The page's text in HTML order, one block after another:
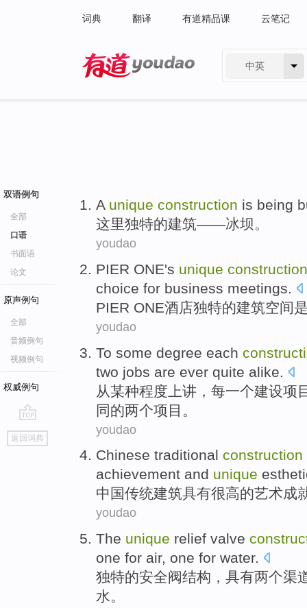
词典 翻译 有道精品课 云笔记
中英
双语例句
全部
口语
书面语
论文
原声例句
全部
音频例句
视频例句
权威例句
go
top
返回词典
A unique construction is being
这里独特的建筑——冰坝。
youdao
PIER ONE's unique construction
choice for business meetings.
PIER ONE酒店独特的建筑空间
youdao
To some degree each
two jobs are ever quite alike
从某种程度上讲 ， 每一个建设项
同的两个项目。
youdao
Chinese traditional construction
achievement and unique
中国传统建筑具有很高的艺术成
youdao
The unique relief valve
one for air, one for water.
独特的安全阀结构 ，具有两个渠
水。